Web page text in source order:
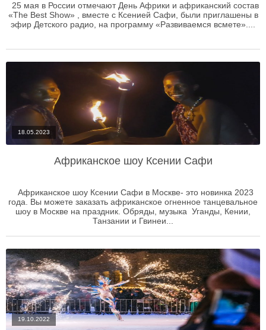
25 мая в России отмечают День Африки и африканский состав
«The Best Show» , вместе с Ксенией Сафи, были приглашены в
эфир Детского радио, на программу «Развиваемся всмете»....
18.05.2023
Африканское шоу Ксении Сафи
Африканское шоу Ксении Сафи в Москве- это новинка 2023
года. Вы можете заказать африканское огненное танцевальное
шоу в Москве на праздник. Обряды, музыка Уганды, Кении,
Танзании и Гвинеи...
19.10.2022